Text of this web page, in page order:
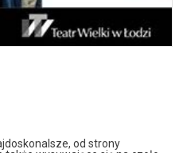
od strony